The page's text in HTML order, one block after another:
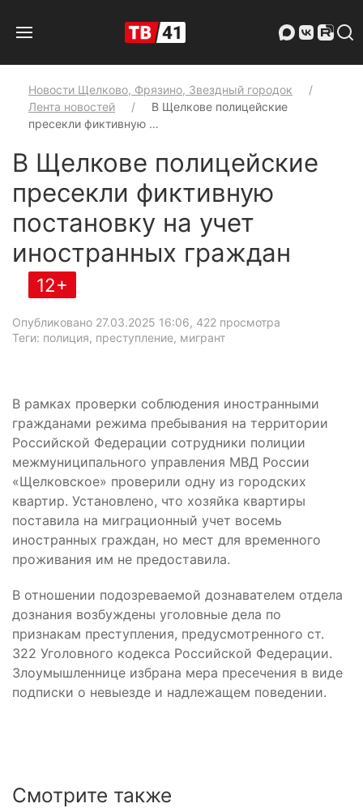
Новости Щелково, Фрязино, Звездный городок
Лента новостей
В Щелкове полицейские
пресекли фиктивную …
В Щелкове полицейские
пресекли фиктивную
постановку на учет
иностранных граждан
12+
Опубликовано 27.03.2025 16:06, 422 просмотра
Теги: полиция, преступление, мигрант
В рамках проверки соблюдения иностранными
гражданами режима пребывания на территории
Российской Федерации сотрудники полиции
межмуниципального управления МВД России
«Щелковское» проверили одну из городских
квартир. Установлено, что хозяйка квартиры
поставила на миграционный учет восемь
иностранных граждан, но мест для временного
проживания им не предоставила.
В отношении подозреваемой дознавателем отдела
дознания возбуждены уголовные дела по
признакам преступления, предусмотренного ст.
322 Уголовного кодекса Российской Федерации.
Злоумышленнице избрана мера пресечения в виде
подписки о невыезде и надлежащем поведении.
Смотрите также